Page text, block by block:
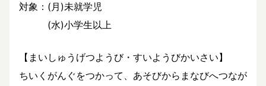
対象：(月)未就学児
(水)小学生以上
【まいしゅうげつようび・すいようびかいさい】
ちいくがんぐをつかって、あそびからまなびへつなが